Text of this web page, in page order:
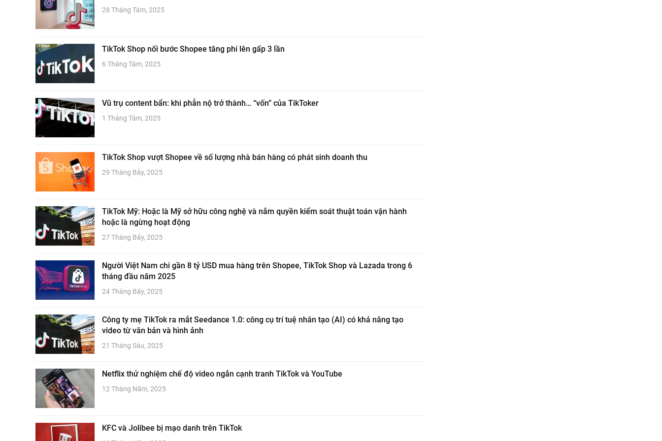
28 Tháng Tám, 2025
TikTok Shop nối bước Shopee tăng phí lên gấp 3 lần
6 Tháng Tám, 2025
Vũ trụ content bẩn: khi phẫn nộ trở thành… “vốn” của TikToker
1 Tháng Tám, 2025
TikTok Shop vượt Shopee về số lượng nhà bán hàng có phát sinh doanh thu
29 Tháng Bảy, 2025
TikTok Mỹ: Hoặc là Mỹ sở hữu công nghệ và nắm quyền kiểm soát thuật toán vận hành
hoặc là ngừng hoạt động
27 Tháng Bảy, 2025
Người Việt Nam chi gần 8 tỷ USD mua hàng trên Shopee, TikTok Shop và Lazada trong 6
tháng đầu năm 2025
24 Tháng Bảy, 2025
Công ty mẹ TikTok ra mắt Seedance 1.0: công cụ trí tuệ nhân tạo (AI) có khả năng tạo
video từ văn bản và hình ảnh
21 Tháng Sáu, 2025
Netflix thử nghiệm chế độ video ngắn cạnh tranh TikTok và YouTube
12 Tháng Năm, 2025
KFC và Jolibee bị mạo danh trên TikTok